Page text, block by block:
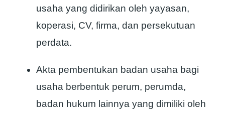
usaha yang didirikan oleh yayasan,
koperasi, CV, firma, dan persekutuan
perdata.
Akta pembentukan badan usaha bagi
usaha berbentuk perum, perumda,
badan hukum lainnya yang dimiliki oleh